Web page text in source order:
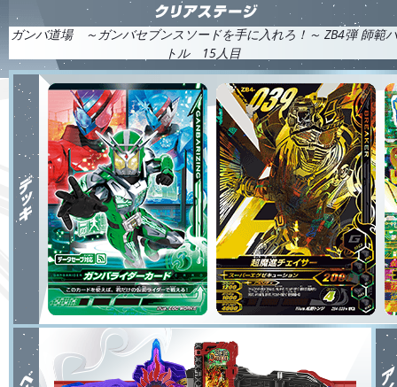
ガンバ道場 ～ガンバセブンスソードを手に入れろ！～ ZB4弾 師範バ
トル 15人目